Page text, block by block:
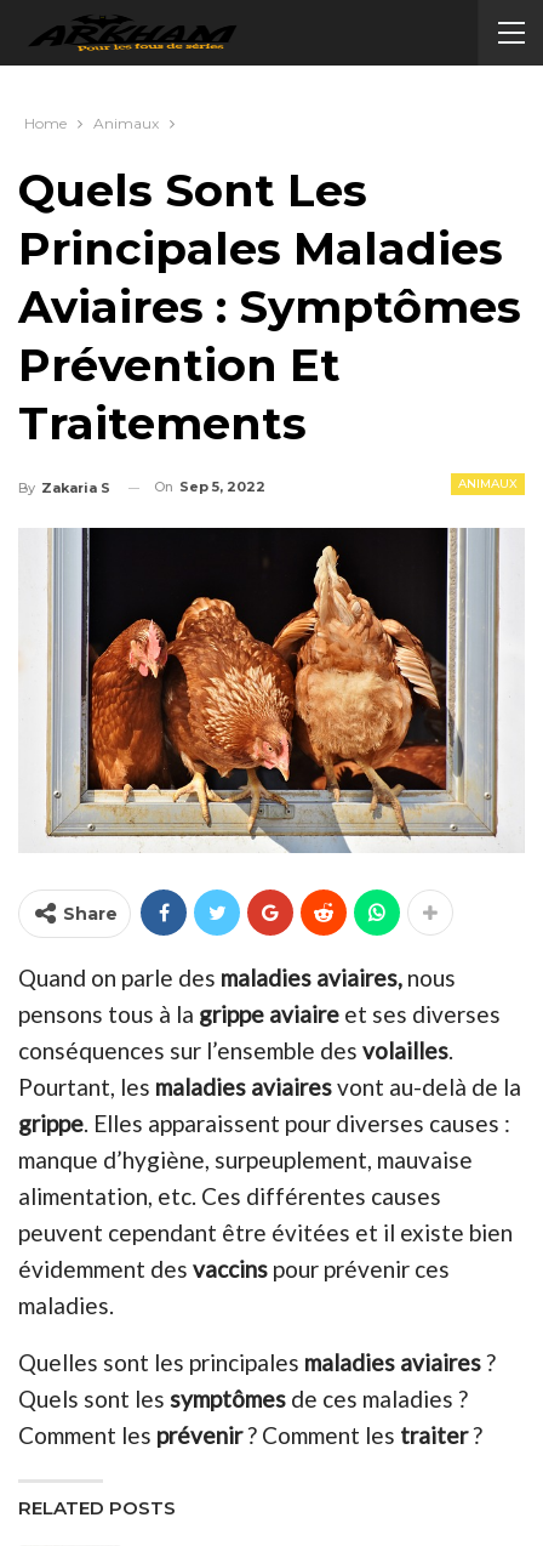
Home Animaux
Quels Sont Les
Principales Maladies
Aviaires : Symptômes
Prévention Et
Traitements
ANIMAUX
By Zakaria S On Sep 5, 2022
Share
Quand on parle des maladies aviaires, nous
pensons tous à la grippe aviaire et ses diverses
conséquences sur l’ensemble des volailles.
Pourtant, les maladies aviairesvont au-delà de la
grippe. Elles apparaissent pour diverses causes :
manque d’hygiène, surpeuplement, mauvaise
alimentation, etc. Ces différentes causes
peuvent cependant être évitées et il existe bien
évidemment des vaccins pour prévenir ces
maladies.
Quelles sont les principales maladies aviaires?
Quels sont les symptômes de ces maladies ?
Comment les prévenir? Comment les traiter?
RELATED POSTS